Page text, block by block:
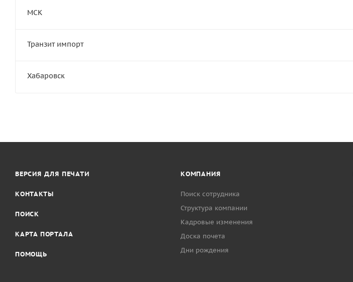
МСК
Транзит импорт
Хабаровск
ВЕРСИЯ ДЛЯ ПЕЧАТИ
КОНТАКТЫ
ПОИСК
КАРТА ПОРТАЛА
ПОМОЩЬ
КОМПАНИЯ
Поиск сотрудника
Структура компании
Кадровые изменения
Доска почета
Дни рождения